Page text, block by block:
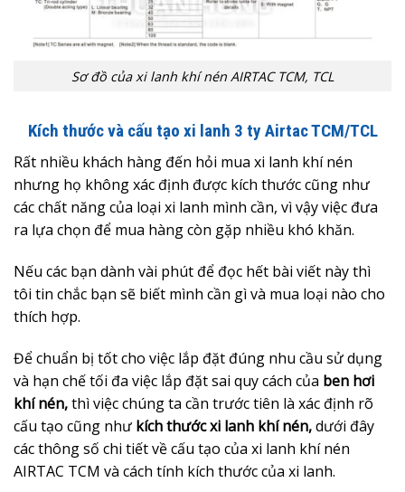
Sơ đồ của xi lanh khí nén AIRTAC TCM, TCL
Kích thước và cấu tạo xi lanh 3 ty Airtac TCM/TCL
Rất nhiều khách hàng đến hỏi mua xi lanh khí nén
nhưng họ không xác định được kích thước cũng như
các chất năng của loại xi lanh mình cần, vì vậy việc đưa
ra lựa chọn để mua hàng còn gặp nhiều khó khăn.
Nếu các bạn dành vài phút để đọc hết bài viết này thì
tôi tin chắc bạn sẽ biết mình cần gì và mua loại nào cho
thích hợp.
Để chuẩn bị tốt cho việc lắp đặt đúng nhu cầu sử dụng
và hạn chế tối đa việc lắp đặt sai quy cách của ben hơi
khí nén,thì việc chúng ta cần trước tiên là xác định rõ
cấu tạo cũng như kích thước xi lanh khí nén,dưới đây
các thông số chi tiết về cấu tạo của xi lanh khí nén
AIRTAC TCM và cách tính kích thước của xi lanh.